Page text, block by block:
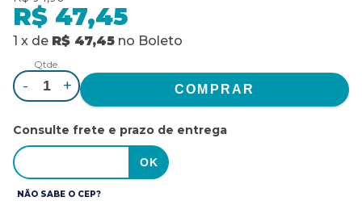
R$ 47,45
1 x de R$ 47,45 no Boleto
Qtde.
- +
Consulte frete e prazo de entrega
NÃO SABE O CEP?